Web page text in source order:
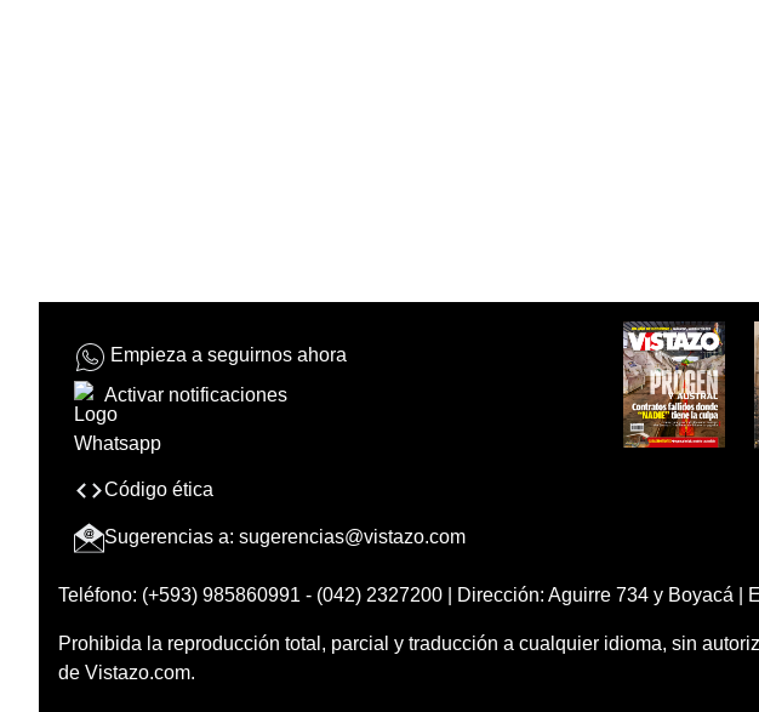
Empieza a seguirnos ahora
Activar notificaciones
Código ética
Sugerencias a: sugerencias@vistazo.com
Teléfono: (+593) 985860991 - (042) 2327200 | Dirección: Aguirre 734 y Boyacá |
Prohibida la reproducción total, parcial y traducción a cualquier idioma, sin
de Vistazo.com.